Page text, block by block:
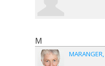
M
MARANGER